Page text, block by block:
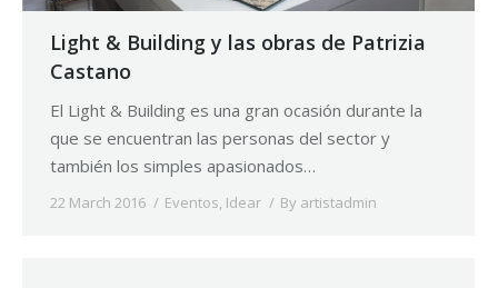
Light & Building y las obras de Patrizia
Castano
El Light & Building es una gran ocasión durante la
que se encuentran las personas del sector y
también los simples apasionados…
22 March 2016 Eventos Idear By artistadmin